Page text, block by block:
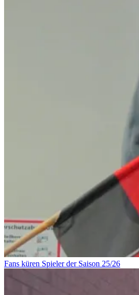
Fans küren Spieler der Saison 25/26